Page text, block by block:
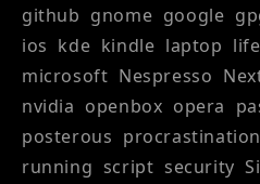
github gnome google
ios kde kindle laptop life
microsoft Nespresso
nvidia openbox opera
posterous procrastination
running script security